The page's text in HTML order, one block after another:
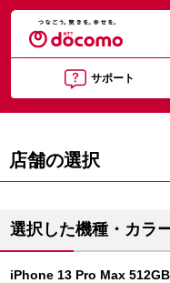
サポート
店舗の選択
選択した機種・カラ
iPhone 13 Pro Max